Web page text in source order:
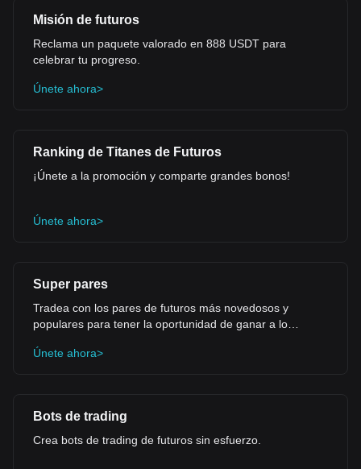
Misión de futuros
Reclama un paquete valorado en 888 USDT para
celebrar tu progreso.
Únete ahora>
Ranking de Titanes de Futuros
¡Únete a la promoción y comparte grandes bonos!
Únete ahora>
Super pares
Tradea con los pares de futuros más novedosos y
populares para tener la oportunidad de ganar a lo
Únete ahora>
Bots de trading
Crea bots de trading de futuros sin esfuerzo.